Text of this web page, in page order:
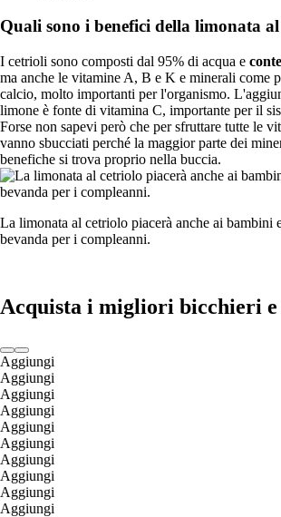
Quali sono i benefici della limonata
I cetrioli sono composti dal 95% di acqua e
ma anche le vitamine A, B e K e minerali come
calcio, molto importanti per l'organismo.
limone è fonte di vitamina C, importante per il
Forse non sapevi però che per sfruttare tutte le
vanno sbucciati perché la maggior parte dei
benefiche si trova proprio nella buccia.
La limonata al cetriolo piacerà anche ai bambini
bevanda per i compleanni.
Acquista i migliori bicchieri e
Aggiungi
Aggiungi
Aggiungi
Aggiungi
Aggiungi
Aggiungi
Aggiungi
Aggiungi
Aggiungi
Aggiungi